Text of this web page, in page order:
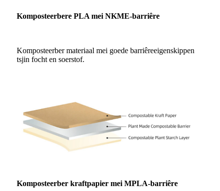
Komposteerbere PLA mei NKME-barriêre
Komposteerber materiaal mei goede barriêreeigenskippen
tsjin focht en soerstof.
Komposteerber kraftpapier mei MPLA-barriêre